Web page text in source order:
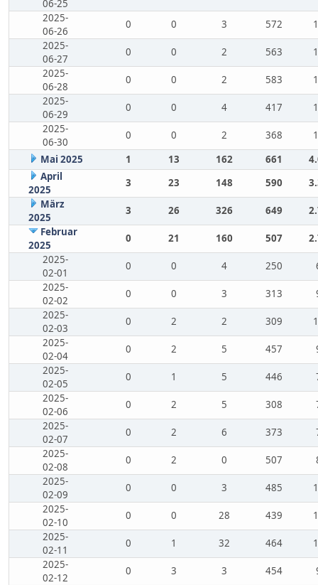
06-25
2025-
06-26
0 0 3 572
2025-
06-27
0 0 2 563
2025-
06-28
0 0 2 583
2025-
06-29
0 0 4 417
2025-
06-30
0 0 2 368
Mai 2025
1 13 162 661
April
2025
3 23 148 590
März
2025
3 26 326 649
Februar
2025
0 21 160 507
2025-
02-01
0 0 4 250
2025-
02-02
0 0 3 313
2025-
02-03
0 2 2 309
2025-
02-04
0 2 5 457
2025-
02-05
0 1 5 446
2025-
02-06
0 2 5 308
2025-
02-07
0 2 6 373
2025-
02-08
0 2 0 507
2025-
02-09
0 0 3 485
2025-
02-10
0 0 28 439
2025-
02-11
0 1 32 464
2025-
02-12
0 3 3 454